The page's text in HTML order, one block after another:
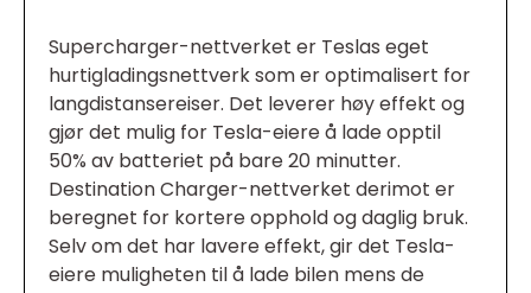
Supercharger-nettverket er Teslas eget
hurtigladingsnettverk som er optimalisert for
langdistansereiser. Det leverer høy effekt og
gjør det mulig for Tesla-eiere å lade opptil
50% av batteriet på bare 20 minutter.
Destination Charger-nettverket derimot er
beregnet for kortere opphold og daglig bruk.
Selv om det har lavere effekt, gir det Tesla-
eiere muligheten til å lade bilen mens de